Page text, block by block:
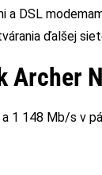
DSL
ďalšej
Archer
1 148 Mb/s v